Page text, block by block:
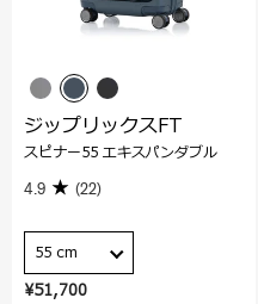
¥51,700
ジップリックスFT
スピナー55 エキスパンダブル
4.9 (22)
55 cm